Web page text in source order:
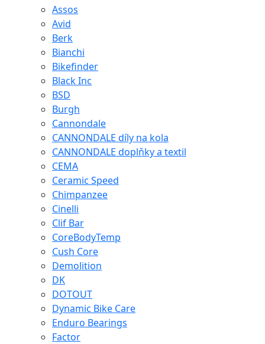
Assos
Avid
Berk
Bianchi
Bikefinder
Black Inc
BSD
Burgh
Cannondale
CANNONDALE díly na kola
CANNONDALE doplňky a textil
CEMA
Ceramic Speed
Chimpanzee
Cinelli
Clif Bar
CoreBodyTemp
Cush Core
Demolition
DK
DOTOUT
Dynamic Bike Care
Enduro Bearings
Factor